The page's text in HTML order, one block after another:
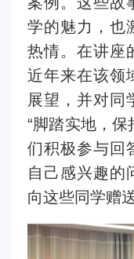
学的魅力，也
热情。在讲座
近年来在该领
展望，并对同
“脚踏实地，保
们积极参与回
自己感兴趣的
向这些同学赠